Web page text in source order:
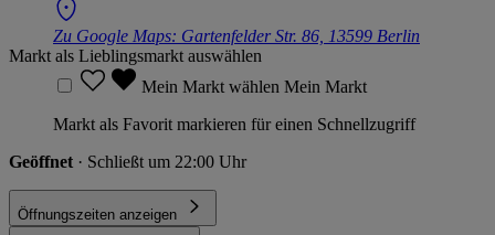
Zu Google Maps: Gartenfelder Str. 86, 13599 Berlin
Markt als Lieblingsmarkt auswählen
Mein Markt wählen Mein Markt
Markt als Favorit markieren für einen Schnellzugriff
Geöffnet · Schließt um 22:00 Uhr
Öffnungszeiten anzeigen